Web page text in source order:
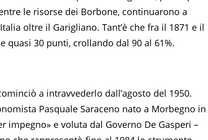
le risorse dei Borbone, continuarono a
oltre il Garigliano. Tant’è che fra il 1871 e il
quasi 30 punti, crollando dal 90 al 61%.
a intravvederlo dall’agosto del 1950.
Pasquale Saraceno nato a Morbegno in
impegno» e voluta dal Governo De Gasperi –